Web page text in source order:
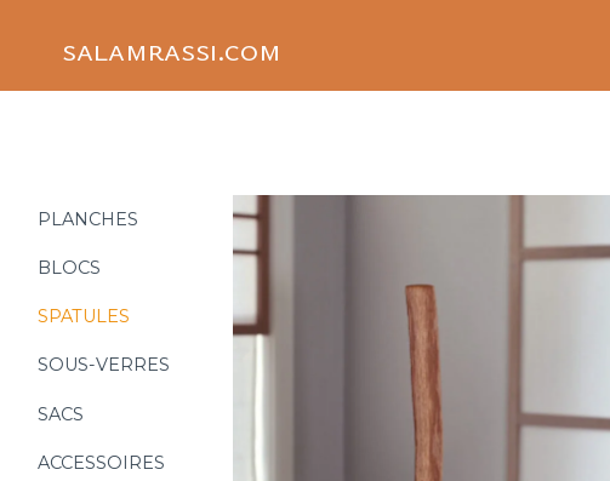
salamrassi.com
PLANCHES
BLOCS
SPATULES
SOUS-VERRES
SACS
ACCESSOIRES